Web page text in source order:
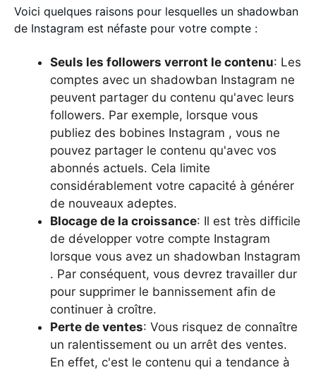
Voici quelques raisons pour lesquelles un shadowban
de Instagram est néfaste pour votre compte :
Seuls les followers verront le contenu: Les
comptes avec un shadowban Instagram ne
peuvent partager du contenu qu'avec leurs
followers. Par exemple, lorsque vous
publiez des bobines Instagram , vous ne
pouvez partager le contenu qu'avec vos
abonnés actuels. Cela limite
considérablement votre capacité à générer
de nouveaux adeptes.
Blocage de la croissance: Il est très difficile
de développer votre compte Instagram
lorsque vous avez un shadowban Instagram
. Par conséquent, vous devrez travailler dur
pour supprimer le bannissement afin de
continuer à croître.
Perte de ventes: Vous risquez de connaître
un ralentissement ou un arrêt des ventes.
En effet, c'est le contenu qui a tendance à